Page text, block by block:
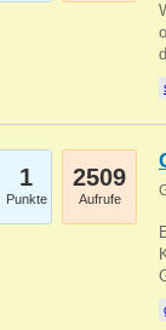
1
Punkte
2509
Aufrufe